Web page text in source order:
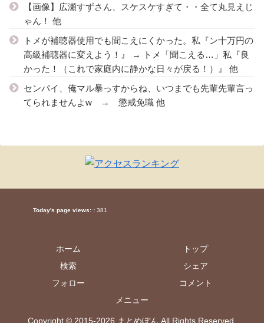
【画像】広瀬すずさん、スケスケすぎて・・全て丸見えじ
ゃん！ 他
トメが補聴器使用でも聞こえにくかった。私『ン十万円の
高級補聴器に変えよう！』 → トメ「聞こえる…」私『良
かった！（これで家庭内に静かな日々が戻る！）』 他
センパイ、俺マル暴っすからね、いつまでも先輩先輩言っ
てられませんよw → 懲戒免職 他
Today's page views: : 381
ホーム
トップ
検索
シェア
フォロー
コメント
メニュー
Copyright © 2015-2026 まとめぽん All Rights Reserved.